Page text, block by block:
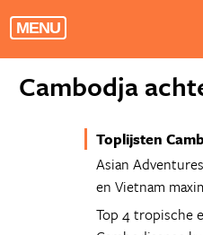
MENU
Cambodja
Toplijsten
Asian
en Vietnam
Top 4 tropische